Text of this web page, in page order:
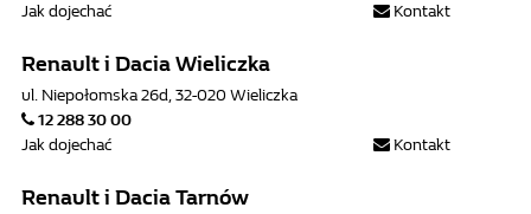
Kontakt
Jak dojechać
Renault i Dacia Wieliczka
ul. Niepołomska 26d, 32-020 Wieliczka
12 288 30 00
Kontakt
Jak dojechać
Renault i Dacia Tarnów